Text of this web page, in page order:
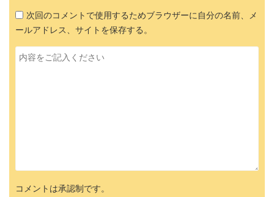
次回のコメントで使用するためブラウザーに自分の名前、メ
ールアドレス、サイトを保存する。
コメントは承認制です。